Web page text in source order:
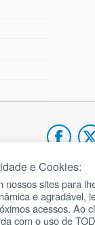
João Paulo II
de Oração
e Cookies:
nossos sites para
e agradável,
acessos. Ao
com o uso de